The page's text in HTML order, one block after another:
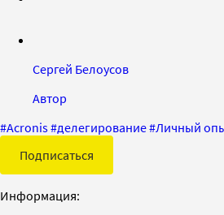
Сергей Белоусов
Автор
#Acronis#делегирование#Личный
Подписаться
Информация: